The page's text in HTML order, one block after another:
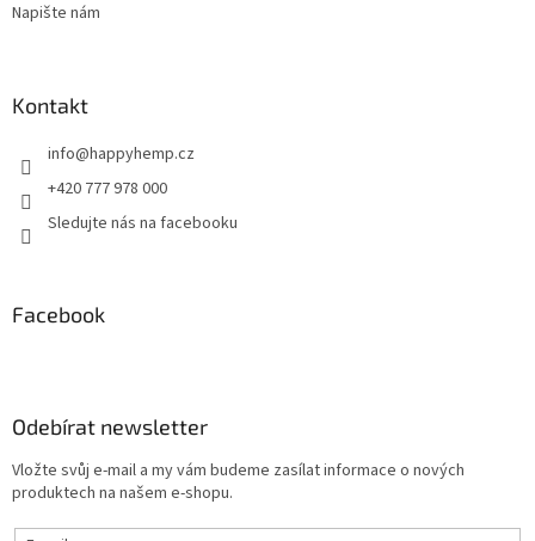
Napište nám
Kontakt
info@happyhemp.cz
+420 777 978 000
Sledujte nás na facebooku
Facebook
Odebírat newsletter
Vložte svůj e-mail a my vám budeme zasílat informace o nových
produktech na našem e-shopu.